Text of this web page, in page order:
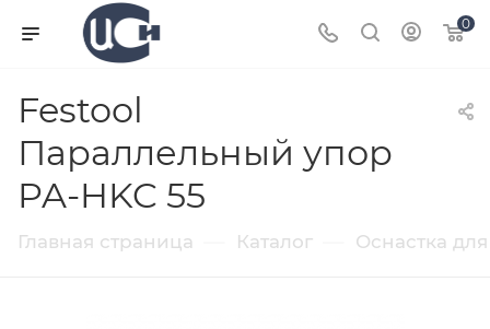
0
Festool
Параллельный упор
PA-HKC 55
Главная страница Каталог Оснастка